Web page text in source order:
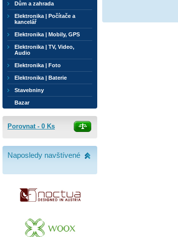
Dům a zahrada
Elektronika | Počítače a
kancelář
Elektronika | Mobily, GPS
Elektronika | TV, Video,
Audio
Elektronika | Foto
Elektronika | Baterie
Stavebniny
Bazar
Porovnat - 0 Ks
Naposledy navštívené